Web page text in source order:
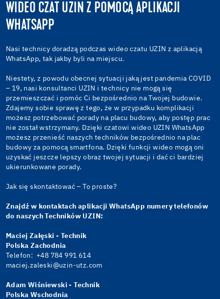
WIDEO CZAT UZIN Z POMOCĄ APLIKACJI
WHATSAPP
Nasi technicy doradzą podczas wideo czatu UZIN z aplikacją
WhatsApp, tak jakby byli na miejscu.
Niestety, z powodu obecnej sytuacji jaką jest pandemia COVID
– 19, nasi konsultanci UZIN i technicy nie mogą się
przemieszczać i pomóc Ci bezpośrednio na Twojej budowie.
Zdajemy sobie sprawę z tego, że w przypadku komplikacji
możesz potrzebować porady na placu budowy, aby postęp prac
nie został wstrzymany. Dzięki czatowi wideo UZIN WhatsApp
możesz przenieść naszych techników bezpośrednio na plac
budowy za pomocą smartfona. Dzięki funkcji wideo mogą oni
uzyskać jeszcze lepszy obraz twojej sytuacji i dać ci bardziej
ukierunkowane porady.
Jak się skontaktować – To proste?
Znajdź w kontaktach aplikacji WhatsApp numery telefonów
do naszych Techników UZIN:
Maciej Załęski -
Technik
Polska Zachodnia
Telefon: +48 784 991 614
maciej.zaleski@uzin-utz.com
Adam Wiśniewski -
Technik
Polska Wschodnia